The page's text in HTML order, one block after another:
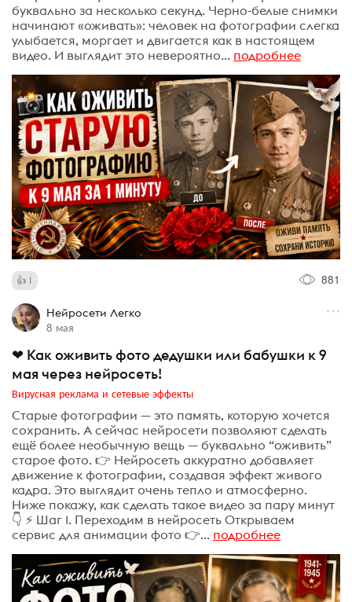
буквально за несколько секунд. Черно-белые снимки
начинают «оживать»: человек на фотографии слегка
улыбается, моргает и двигается как в настоящем
видео. И выглядит это невероятно... подробнее
1 881
Нейросети Легко
8 мая
❤ Как оживить фото дедушки или бабушки к 9
мая через нейросеть!
Вирусная реклама и сетевые эффекты
Старые фотографии — это память, которую хочется
сохранить. А сейчас нейросети позволяют сделать
ещё более необычную вещь — буквально “оживить”
старое фото. 👉 Нейросеть аккуратно добавляет
движение к фотографии, создавая эффект живого
кадра. Это выглядит очень тепло и атмосферно.
Ниже покажу, как сделать такое видео за пару минут
👇 ⚡ Шаг 1. Переходим в нейросеть Открываем
сервис для анимации фото 👉... подробнее